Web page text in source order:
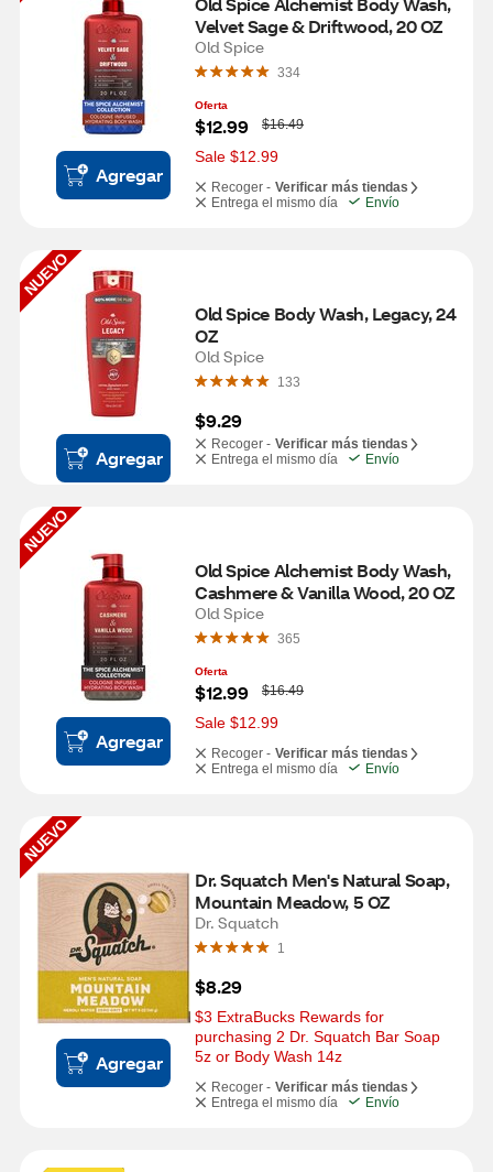
Agregar
Velvet Sage & Driftwood, 20 OZ
Old Spice
334
Oferta
$12.99
W
a
s
$16.49
Sale $12.99
Recoger - Verificar más tiendas
Entrega el mismo día
Envío
NUEVO
Agregar
Old Spice Body Wash, Legacy, 24
OZ
Old Spice
133
$9.29
Recoger - Verificar más tiendas
Entrega el mismo día
Envío
NUEVO
Agregar
Old Spice Alchemist Body Wash,
Cashmere & Vanilla Wood, 20 OZ
Old Spice
365
Oferta
$12.99
W
a
s
$16.49
Sale $12.99
Recoger - Verificar más tiendas
Entrega el mismo día
Envío
NUEVO
Agregar
Dr. Squatch Men's Natural Soap,
Mountain Meadow, 5 OZ
Dr. Squatch
1
$8.29
$3 ExtraBucks Rewards for
purchasing 2 Dr. Squatch Bar Soap
5z or Body Wash 14z
Recoger - Verificar más tiendas
Entrega el mismo día
Envío